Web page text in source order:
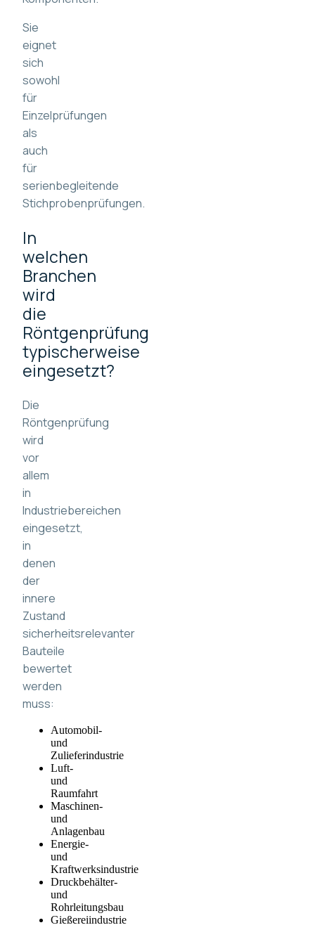
Sie
eignet
sich
sowohl
für
Einzelprüfungen
als
auch
für
serienbegleitende
Stichprobenprüfungen.
In
welchen
Branchen
wird
die
Röntgenprüfung
typischerweise
eingesetzt?
Die
Röntgenprüfung
wird
vor
allem
in
Industriebereichen
eingesetzt,
in
denen
der
innere
Zustand
sicherheitsrelevanter
Bauteile
bewertet
werden
muss:
Automobil-
und
Zulieferindustrie
Luft-
und
Raumfahrt
Maschinen-
und
Anlagenbau
Energie-
und
Kraftwerksindustrie
Druckbehälter-
und
Rohrleitungsbau
Gießereiindustrie